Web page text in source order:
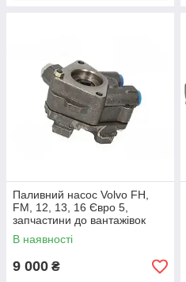
Паливний насос Volvo FH,
FM, 12, 13, 16 Євро 5,
запчастини до вантажівок
Bosch
В наявності
9 000 ₴